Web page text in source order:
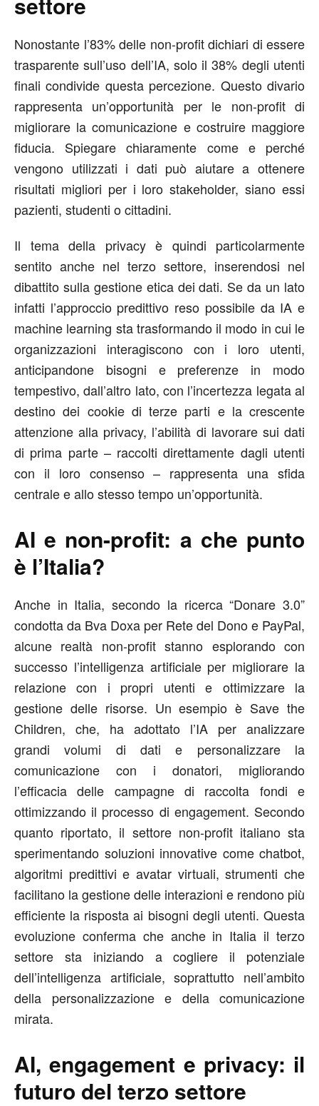
Nonostante l’83% delle non-profit dichiari di essere
trasparente sull’uso dell’IA, solo il 38% degli utenti
finali condivide questa percezione. Questo divario
rappresenta un’opportunità per le non-profit di
migliorare la comunicazione e costruire maggiore
fiducia. Spiegare chiaramente come e perché
vengono utilizzati i dati può aiutare a ottenere
risultati migliori per i loro stakeholder, siano essi
pazienti, studenti o cittadini.
Il tema della privacy è quindi particolarmente
sentito anche nel terzo settore, inserendosi nel
dibattito sulla gestione etica dei dati. Se da un lato
infatti l’approccio predittivo reso possibile da IA e
machine learning sta trasformando il modo in cui le
organizzazioni interagiscono con i loro utenti,
anticipandone bisogni e preferenze in modo
tempestivo, dall’altro lato, con l’incertezza legata al
destino dei cookie di terze parti e la crescente
attenzione alla privacy, l’abilità di lavorare sui dati
di prima parte – raccolti direttamente dagli utenti
con il loro consenso – rappresenta una sfida
centrale e allo stesso tempo un’opportunità.
AI e non-profit: a che punto
è l’Italia?
Anche in Italia, secondo la ricerca “Donare 3.0”
condotta da Bva Doxa per Rete del Dono e PayPal,
alcune realtà non-profit stanno esplorando con
successo l’intelligenza artificiale per migliorare la
relazione con i propri utenti e ottimizzare la
gestione delle risorse. Un esempio è Save the
Children, che, ha adottato l’IA per analizzare
grandi volumi di dati e personalizzare la
comunicazione con i donatori, migliorando
l’efficacia delle campagne di raccolta fondi e
ottimizzando il processo di engagement. Secondo
quanto riportato, il settore non-profit italiano sta
sperimentando soluzioni innovative come chatbot,
algoritmi predittivi e avatar virtuali, strumenti che
facilitano la gestione delle interazioni e rendono più
efficiente la risposta ai bisogni degli utenti. Questa
evoluzione conferma che anche in Italia il terzo
settore sta iniziando a cogliere il potenziale
dell’intelligenza artificiale, soprattutto nell’ambito
della personalizzazione e della comunicazione
mirata.
AI, engagement e privacy: il
futuro del terzo settore